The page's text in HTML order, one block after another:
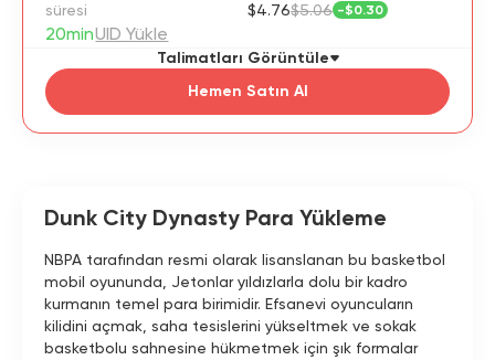
süresi
20minUID Yükle
$4.76$5.06 -$0.30
Hemen Satın Al
Talimatları Görüntüle
Dunk City Dynasty Para Yükleme
NBPA tarafından resmi olarak lisanslanan bu basketbol
mobil oyununda, Jetonlar yıldızlarla dolu bir kadro
kurmanın temel para birimidir. Efsanevi oyuncuların
kilidini açmak, saha tesislerini yükseltmek ve sokak
basketbolu sahnesine hükmetmek için şık formalar